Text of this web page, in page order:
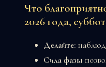
Что
2026 года,
Делайте:
Сила фазы